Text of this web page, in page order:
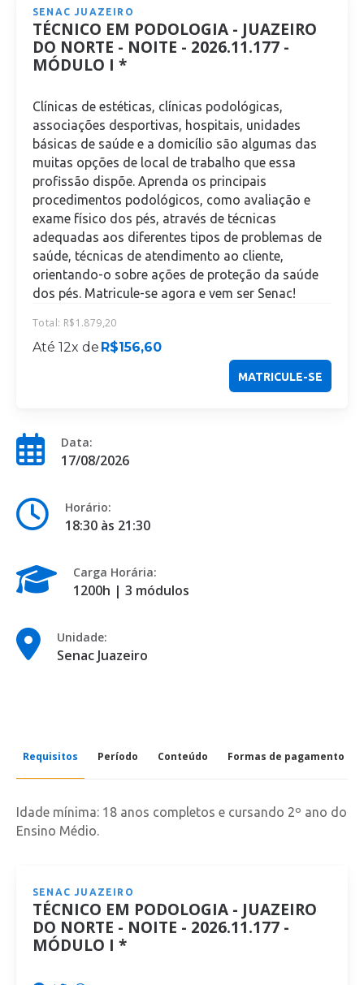
SENAC JUAZEIRO
TÉCNICO EM PODOLOGIA - JUAZEIRO
DO NORTE - NOITE - 2026.11.177 -
MÓDULO I *
Clínicas de estéticas, clínicas podológicas,
associações desportivas, hospitais, unidades
básicas de saúde e a domicílio são algumas das
muitas opções de local de trabalho que essa
profissão dispõe. Aprenda os principais
procedimentos podológicos, como avaliação e
exame físico dos pés, através de técnicas
adequadas aos diferentes tipos de problemas de
saúde, técnicas de atendimento ao cliente,
orientando-o sobre ações de proteção da saúde
dos pés. Matricule-se agora e vem ser Senac!
Total: R$1.879,20
Até 12x de R$156,60
MATRICULE-SE
Data:
17/08/2026
Horário:
18:30 às 21:30
Carga Horária:
1200h | 3 módulos
Unidade:
Senac Juazeiro
Requisitos Período Conteúdo Formas de pagamento
Idade mínima: 18 anos completos e cursando 2º ano do
Ensino Médio.
SENAC JUAZEIRO
TÉCNICO EM PODOLOGIA - JUAZEIRO
DO NORTE - NOITE - 2026.11.177 -
MÓDULO I *